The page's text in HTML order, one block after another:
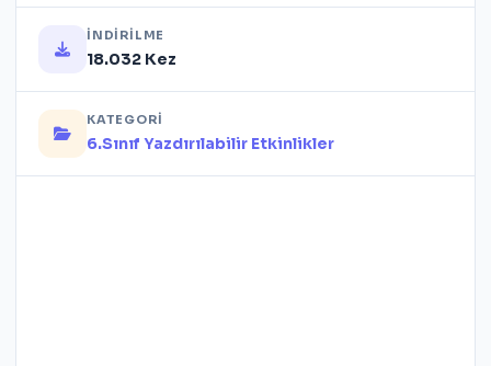
İNDIRILME
18.032 Kez
KATEGORI
6.Sınıf Yazdırılabilir Etkinlikler